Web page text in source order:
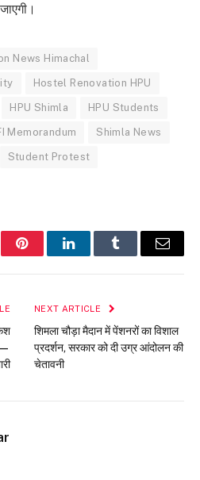
News Himachal
Hostel Renovation HPU
HPU Shimla HPU Students
Memorandum Shimla News
Student Protest
PinterestLinkedInTumblr Email
NEXT ARTICLE
शिमला चौड़ा मैदान में पेंशनरों का विशाल
प्रदर्शन, सरकार को दी उग्र आंदोलन की
चेतावनी